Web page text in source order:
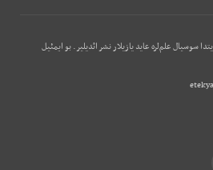
سوسيال علم‌لره عايد يازيلار نشر ائديلير. بو ایمئيل